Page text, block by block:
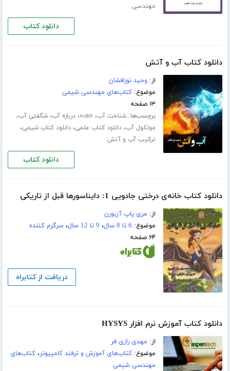
مهندسی
دانلود کتاب
دانلود کتاب آب و آتش
از: وحید نورافشان
موضوع:کتاب‌های مهندسی شیمی
۱۳ صفحه
برچسب‌ها:شناخت آب،water،درباره آب،شگفتی آب،
مولکول آب،دانلود کتاب علمی،دانلود کتاب شیمی،
ترکیب آب و آتش
دانلود کتاب
دانلود کتاب خانه‌ی درختی جادویی 1: دایناسورها قبل از تاریکی
از: مری پاپ آزبورن
موضوع: 6 تا 8 سال ، 9 تا 12 سال ،سرگرم کننده
۶۴ صفحه
دریافت از کتابراه
دانلود کتاب آموزش نرم افزار HYSYS
از: مهدی رازی فر
موضوع:کتاب‌های آموزش و ترفند کامپیوتر،کتاب‌های
مهندسی شیمی